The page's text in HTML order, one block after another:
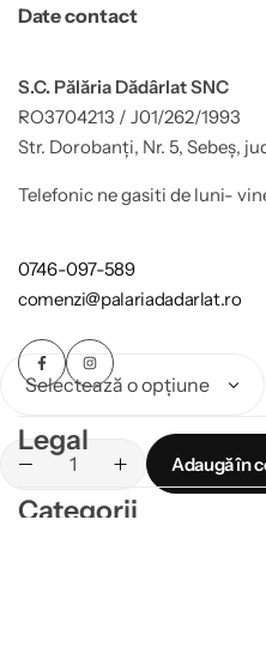
Date contact
S.C. Pălăria Dădârlat SNC
RO3704213 / J01/262/1993
Str. Dorobanți, Nr. 5, Sebeș,
Telefonic ne gasiti de luni-
0746-097-589
comenzi@palariadadarlat.ro
Legal
Categorii
Adaugă în